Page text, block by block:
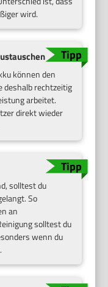
wird.
können den
deshalb rechtzeitig
arbeitet.
direkt wieder
solltest du
So
an
solltest du
wenn du